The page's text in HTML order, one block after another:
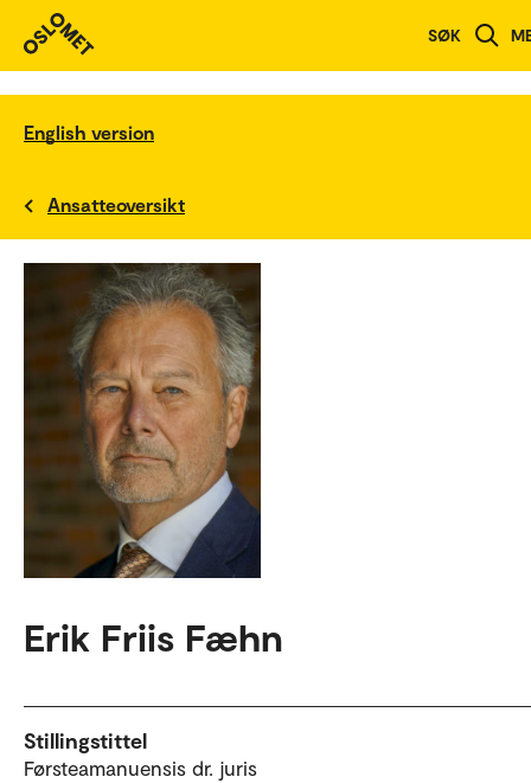
SØK
English version
Ansatteoversikt
Erik Friis Fæhn
Stillingstittel
Førsteamanuensis dr. juris